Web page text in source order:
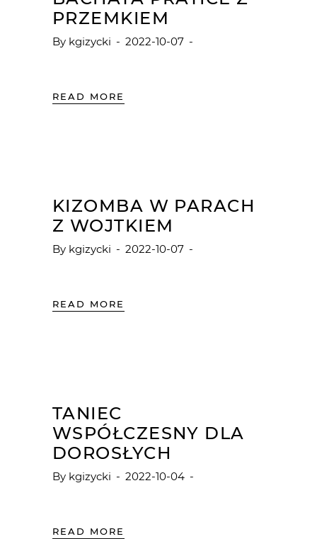
PRZEMKIEM
By kgizycki 2022-10-07
READ MORE
KIZOMBA W PARACH
Z WOJTKIEM
By kgizycki 2022-10-07
READ MORE
TANIEC
WSPÓŁCZESNY DLA
DOROSŁYCH
By kgizycki 2022-10-04
READ MORE